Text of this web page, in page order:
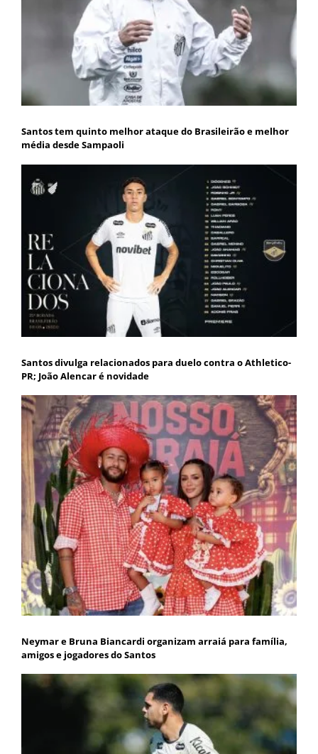
Santos tem quinto melhor ataque do Brasileirão e melhor
média desde Sampaoli
Santos divulga relacionados para duelo contra o Athletico-
PR; João Alencar é novidade
Neymar e Bruna Biancardi organizam arraiá para família,
amigos e jogadores do Santos